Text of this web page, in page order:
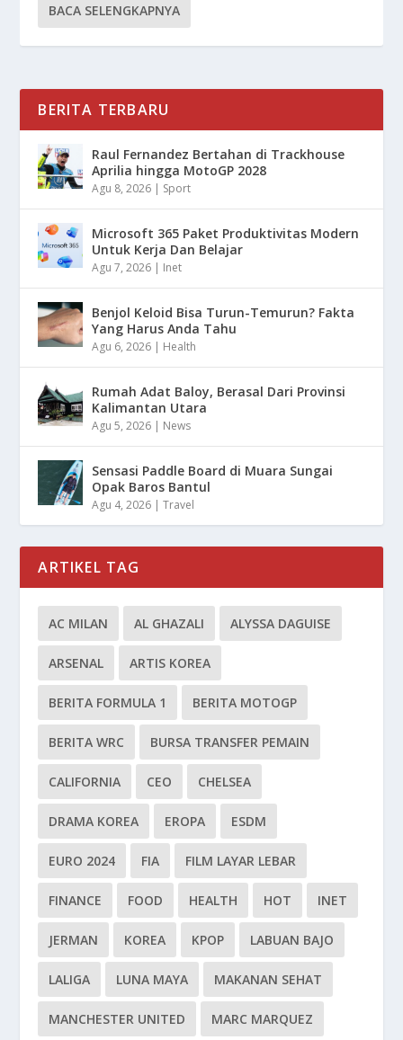
BACA SELENGKAPNYA
BERITA TERBARU
Raul Fernandez Bertahan di Trackhouse
Aprilia hingga MotoGP 2028
Agu 8, 2026 | Sport
Microsoft 365 Paket Produktivitas Modern
Untuk Kerja Dan Belajar
Agu 7, 2026 | Inet
Benjol Keloid Bisa Turun-Temurun? Fakta
Yang Harus Anda Tahu
Agu 6, 2026 | Health
Rumah Adat Baloy, Berasal Dari Provinsi
Kalimantan Utara
Agu 5, 2026 | News
Sensasi Paddle Board di Muara Sungai
Opak Baros Bantul
Agu 4, 2026 |Travel
ARTIKEL TAG
AC MILAN AL GHAZALI ALYSSA DAGUISE
ARSENAL ARTIS KOREA
BERITA FORMULA 1 BERITA MOTOGP
BERITA WRC BURSA TRANSFER PEMAIN
CALIFORNIA CEO CHELSEA
DRAMA KOREA EROPA ESDM
EURO 2024 FIA FILM LAYAR LEBAR
FINANCE FOOD HEALTH HOT INET
JERMAN KOREA KPOP LABUAN BAJO
LALIGA LUNA MAYA MAKANAN SEHAT
MANCHESTER UNITED MARC MARQUEZ